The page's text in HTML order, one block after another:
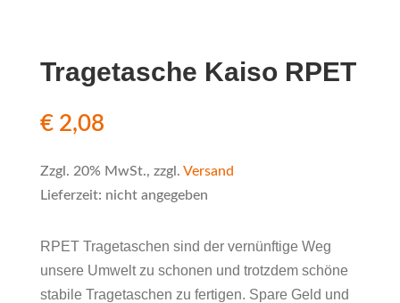
Tragetasche Kaiso RPET
€2,08
Zzgl. 20% MwSt., zzgl. Versand
Lieferzeit: nicht angegeben
RPET Tragetaschen sind der vernünftige Weg
unsere Umwelt zu schonen und trotzdem schöne
stabile Tragetaschen zu fertigen. Spare Geld und